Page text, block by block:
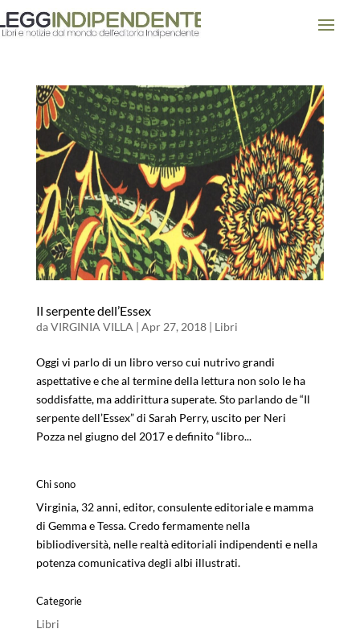
Il serpente dell’Essex
daVIRGINIA VILLA | Apr 27, 2018| Libri
Oggi vi parlo di un libro verso cui nutrivo grandi
aspettative e che al termine della lettura non solo le ha
soddisfatte, ma addirittura superate. Sto parlando de “Il
serpente dell’Essex” di Sarah Perry, uscito per Neri
Pozza nel giugno del 2017 e definito “libro...
Chi sono
Virginia, 32 anni, editor, consulente editoriale e mamma
di Gemma e Tessa. Credo fermamente nella
bibliodiversità, nelle realtà editoriali indipendenti e nella
potenza comunicativa degli albi illustrati.
Categorie
Libri